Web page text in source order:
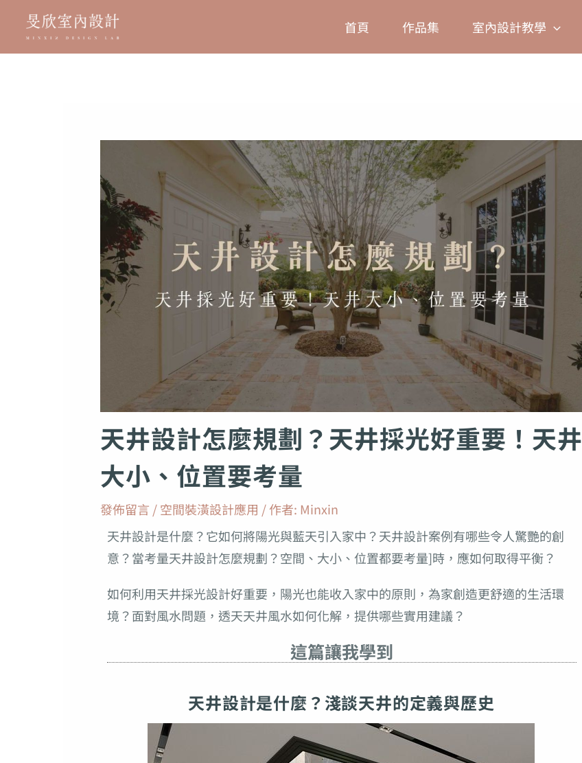
主
首頁 作品集 室內設計教學
天井設計怎麼規劃？天井採光好重要！天井
大小、位置要考量
發佈留言 /空間裝潢設計應用 / 作者: Minxin
天井設計是什麼？它如何將陽光與藍天引入家中？天井設計案例有哪些令人驚艷的創
意？當考量天井設計怎麼規劃？空間、大小、位置都要考量]時，應如何取得平衡？
如何利用天井採光設計好重要，陽光也能收入家中的原則，為家創造更舒適的生活環
境？面對風水問題，透天天井風水如何化解，提供哪些實用建議？
這篇讓我學到
天井設計是什麼？淺談天井的定義與歷史